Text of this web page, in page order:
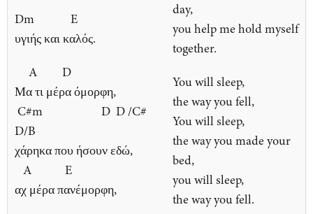
Dm E
υγιής και καλός.
A D
Μα τι μέρα όμορφη,
C#m D D /C#
D/B
χάρηκα που ήσουν εδώ,
A E
αχ μέρα πανέμορφη,
day,
you help me hold myself
together.
You will sleep,
the way you fell,
You will sleep,
the way you made your
bed,
you will sleep,
the way you fell.